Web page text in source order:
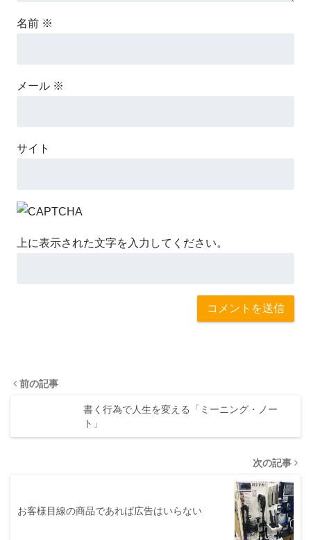
名前 ※
メール ※
サイト
上に表示された文字を入力してください。
前の記事
書く行為で人生を変える「ミーニング・ノー
ト」
次の記事
お客様目線の商品であれば広告はいらない